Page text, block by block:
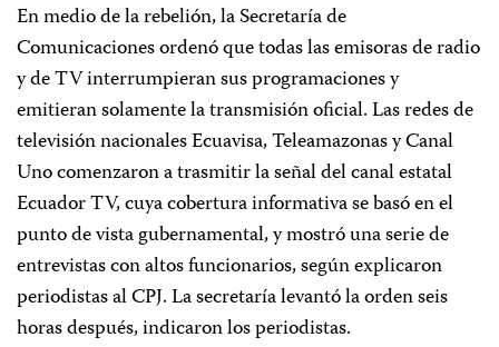
En medio de la rebelión, la Secretaría de
Comunicaciones ordenó que todas las emisoras de radio
y de TV interrumpieran sus programaciones y
emitieran solamente la transmisión oficial. Las redes de
televisión nacionales Ecuavisa, Teleamazonas y Canal
Uno comenzaron a trasmitir la señal del canal estatal
Ecuador TV, cuya cobertura informativa se basó en el
punto de vista gubernamental, y mostró una serie de
entrevistas con altos funcionarios, según explicaron
periodistas al CPJ. La secretaría levantó la orden seis
horas después, indicaron los periodistas.